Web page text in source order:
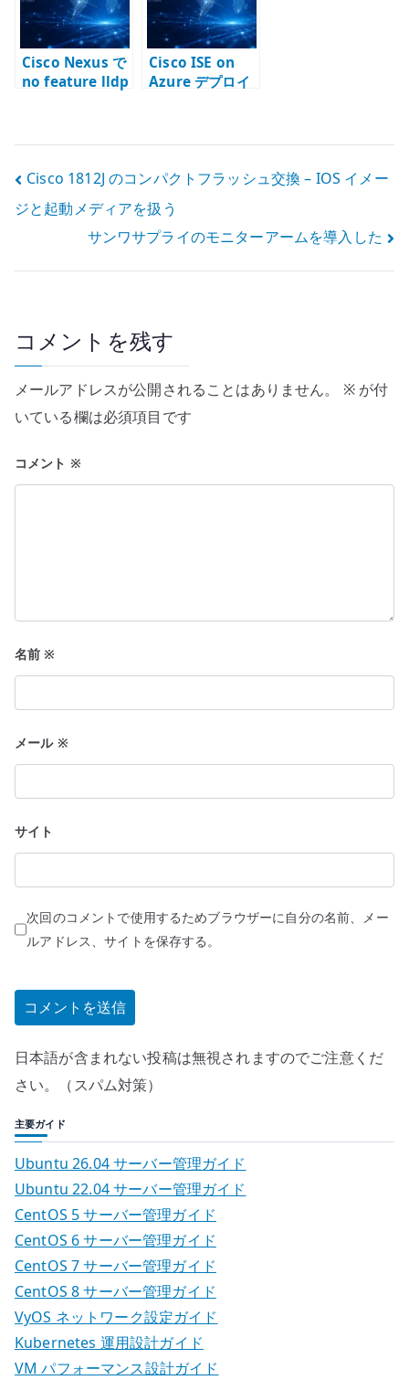
Cisco Nexus で
no feature lldp
Cisco ISE on
Azure デプロイ
投
稿
ゲ
ー
シ
ン
Cisco 1812J のコンパクトフラッシュ交換 – IOS イメー
ジと起動メディアを扱う
サンワサプライのモニターアームを導入した
コメントを残す
メールアドレスが公開されることはありません。 ※が付
いている欄は必須項目です
コメント ※
名前※
メール ※
サイト
次回のコメントで使用するためブラウザーに自分の名前、メー
ルアドレス、サイトを保存する。
日本語が含まれない投稿は無視されますのでご注意くだ
さい。（スパム対策）
主要ガイド
Ubuntu 26.04 サーバー管理ガイド
Ubuntu 22.04 サーバー管理ガイド
CentOS 5 サーバー管理ガイド
CentOS 6 サーバー管理ガイド
CentOS 7 サーバー管理ガイド
CentOS 8 サーバー管理ガイド
VyOS ネットワーク設定ガイド
Kubernetes 運用設計ガイド
VM パフォーマンス設計ガイド